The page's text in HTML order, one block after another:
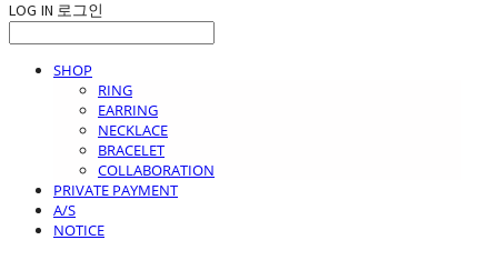
LOG IN 로그인
SHOP
RING
EARRING
NECKLACE
BRACELET
COLLABORATION
PRIVATE PAYMENT
A/S
NOTICE